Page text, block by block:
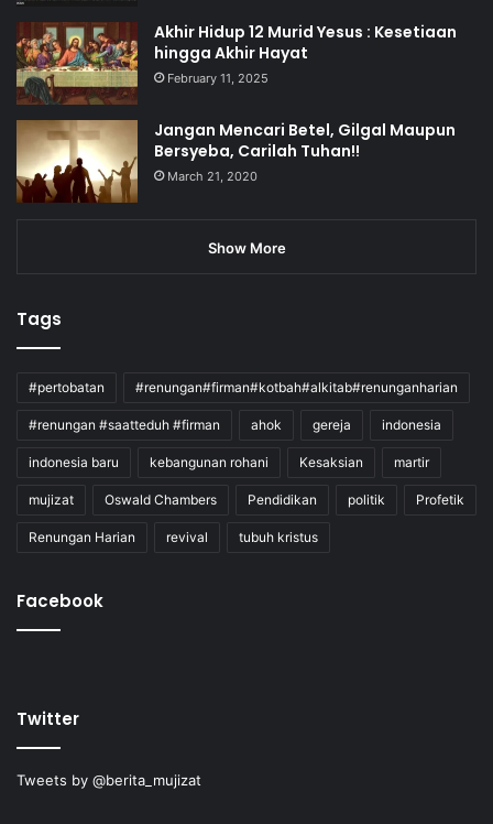
Akhir Hidup 12 Murid Yesus : Kesetiaan
hingga Akhir Hayat
February 11, 2025
Jangan Mencari Betel, Gilgal Maupun
Bersyeba, Carilah Tuhan!!
March 21, 2020
Show More
Tags
#pertobatan #renungan#firman#kotbah#alkitab#renunganharian
#renungan #saatteduh #firman ahok gereja indonesia
indonesia baru kebangunan rohani Kesaksian martir
mujizat Oswald Chambers Pendidikan politik Profetik
Renungan Harian revival tubuh kristus
Facebook
Twitter
Tweets by @berita_mujizat